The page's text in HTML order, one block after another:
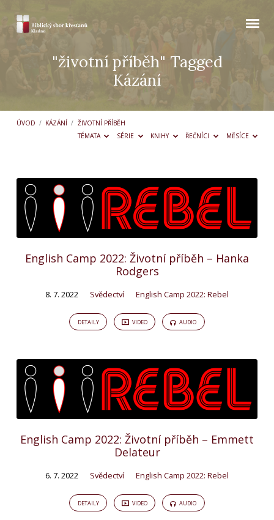
"životní příběh" Tagged
Kázání
ÚVOD / KÁZÁNÍ / ŽIVOTNÍ PŘÍBĚH
TÉMATA
SÉRIE KNIHY ŘEČNÍCI MĚSÍCE
"životní
příběh"
Tagged
Kázání
English Camp 2022: Životní příběh – Hanka
Rodgers
8. 7. 2022 Svědectví English Camp 2022: Rebel
DETAILY VIDEO AUDIO
English Camp 2022: Životní příběh – Emmett
Delateur
6. 7. 2022 Svědectví English Camp 2022: Rebel
DETAILY VIDEO AUDIO